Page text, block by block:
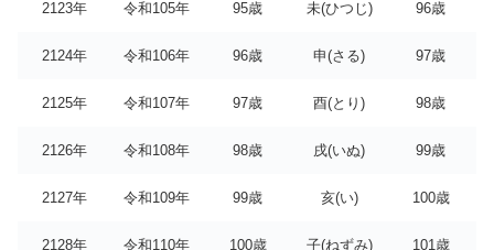
2123年 令和105年 95歳 未(ひつじ) 96歳
2124年 令和106年 96歳 申(さる) 97歳
2125年 令和107年 97歳 酉(とり) 98歳
2126年 令和108年 98歳 戌(いぬ) 99歳
2127年 令和109年 99歳 亥(い) 100歳
2128年 令和110年 100歳 子(ねずみ) 101歳